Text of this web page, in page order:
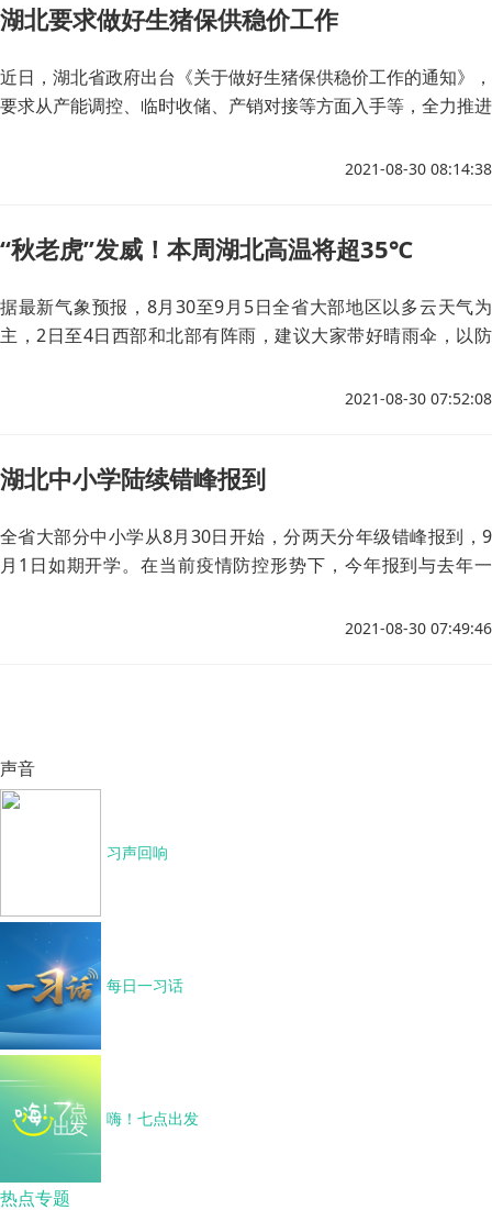
湖北要求做好生猪保供稳价工作
近日，湖北省政府出台《关于做好生猪保供稳价工作的通知》，
要求从产能调控、临时收储、产销对接等方面入手等，全力推进
2021-08-30 08:14:38
“秋老虎”发威！本周湖北高温将超35℃
据最新气象预报，8月30至9月5日全省大部地区以多云天气为
主，2日至4日西部和北部有阵雨，建议大家带好晴雨伞，以防
2021-08-30 07:52:08
湖北中小学陆续错峰报到
全省大部分中小学从8月30日开始，分两天分年级错峰报到，9
月1日如期开学。在当前疫情防控形势下，今年报到与去年一
2021-08-30 07:49:46
声音
习声回响
每日一习话
嗨！七点出发
热点专题